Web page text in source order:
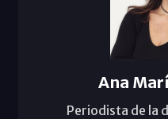
Ana
Periodista de la